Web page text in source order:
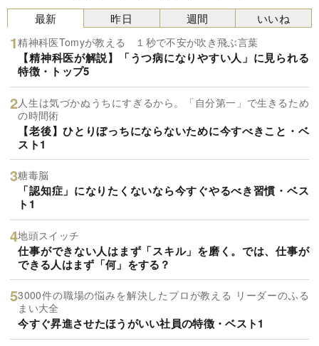
最新
精神科医Tomyが教える １秒で不安が吹き飛ぶ言葉
【精神科医が解説】「うつ病になりやすい人」に見られる
特徴・トップ5
人生は気づかぬうちにすぎるから。「自分第一」で生きるため
の時間術
【老後】ひとりぼっちにならないために今すべきこと・ベ
スト1
糖毒脳
「認知症」になりたくないなら今すぐやるべき習慣・ベス
ト1
地頭スイッチ
仕事ができない人はまず「スキル」を磨く。では、仕事が
できる人はまず「何」をする？
3000件の職場の悩みを解決したプロが教える リーダーのふる
まい大全
今すぐ昇進させたほうがいい社員の特徴・ベスト1
昨日 週間 いいね